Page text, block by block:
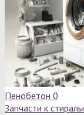
Пенобетон 0
Запчасти к